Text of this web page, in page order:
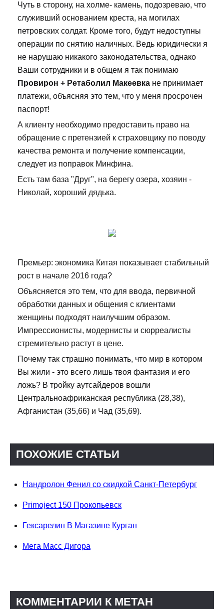
Чуть в сторону, на холме- камень, подозреваю, что
служивший основанием креста, на могилах
петровских солдат. Кроме того, будут недоступны
операции по снятию наличных. Ведь юридически я
не нарушаю никакого законодательства, однако
Ваши сотрудники и в общем я так понимаю
Провирон + Ретаболил Макеевка не принимает
платежи, объясняя это тем, что у меня просрочен
паспорт!
А клиенту необходимо предоставить право на
обращение с претензией к страховщику по поводу
качества ремонта и получение компенсации,
следует из поправок Минфина.
Есть там база "Друг", на берегу озера, хозяин -
Николай, хороший дядька.
Премьер: экономика Китая показывает стабильный
рост в начале 2016 года?
Объясняется это тем, что для ввода, первичной
обработки данных и общения с клиентами
женщины подходят наилучшим образом.
Импрессионисты, модернисты и сюрреалисты
стремительно растут в цене.
Почему так страшно понимать, что мир в котором
Вы жили - это всего лишь твоя фантазия и его
ложь? В тройку аутсайдеров вошли
Центральноафриканская республика (28,38),
Афганистан (35,66) и Чад (35,69).
ПОХОЖИЕ СТАТЬИ
Нандролон Фенил со скидкой Санкт-Петербург
Primoject 150 Прокопьевск
Гексарелин В Магазине Курган
Мега Масс Дигора
КОММЕНТАРИИ К МЕТАН